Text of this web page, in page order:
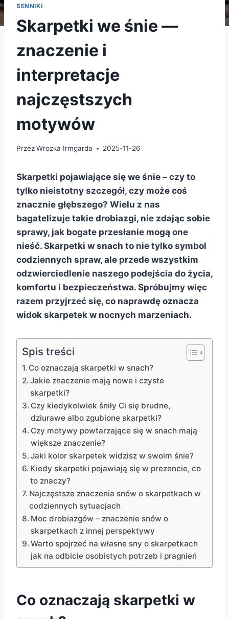
SENNIKI
Skarpetki we śnie —
znaczenie i
interpretacje
najczęstszych
motywów
PrzezWrozka Irmgarda 2025-11-26
Skarpetki pojawiające się we śnie – czy to
tylko nieistotny szczegół, czy może coś
znacznie głębszego? Wielu z nas
bagatelizuje takie drobiazgi, nie zdając sobie
sprawy, jak bogate przesłanie mogą one
nieść. Skarpetki w snach to nie tylko symbol
codziennych spraw, ale przede wszystkim
odzwierciedlenie naszego podejścia do życia,
komfortu i bezpieczeństwa. Spróbujmy więc
razem przyjrzeć się, co naprawdę oznacza
widok skarpetek w nocnych marzeniach.
Spis treści
Co oznaczają skarpetki w snach?
Jakie znaczenie mają nowe i czyste
skarpetki?
Czy kiedykolwiek śniły Ci się brudne,
dziurawe albo zgubione skarpetki?
Czy motywy powtarzające się w snach mają
większe znaczenie?
Jaki kolor skarpetek widzisz w swoim śnie?
Kiedy skarpetki pojawiają się w prezencie, co
to znaczy?
Najczęstsze znaczenia snów o skarpetkach w
codziennych sytuacjach
Moc drobiazgów – znaczenie snów o
skarpetkach z innej perspektywy
Warto spojrzeć na własne sny o skarpetkach
jak na odbicie osobistych potrzeb i pragnień
Co oznaczają skarpetki w